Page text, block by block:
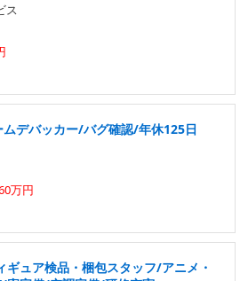
ス
デバッカー/バグ確認/年休125日
万円
ギュア検品・梱包スタッフ/アニメ・